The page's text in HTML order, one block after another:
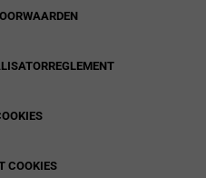
COOKIES